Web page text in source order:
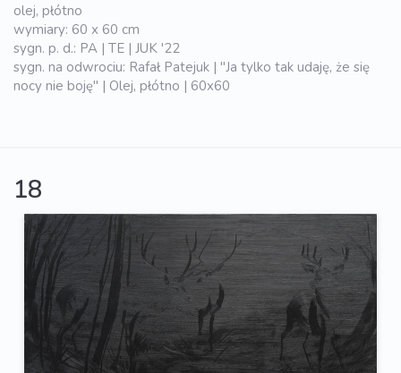
olej, płótno
wymiary: 60 x 60 cm
sygn. p. d.: PA | TE | JUK '22
sygn. na odwrociu: Rafał Patejuk | "Ja tylko tak udaję, że się
nocy nie boję" | Olej, płótno | 60x60
18